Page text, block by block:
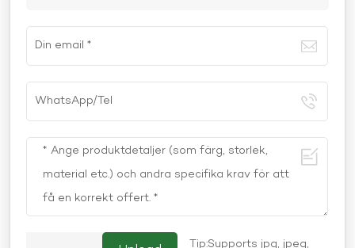
Tip:Supports jpg, jpeg,